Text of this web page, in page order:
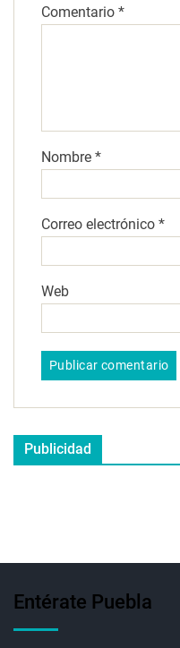
Comentario *
Nombre *
Correo electrónico *
Web
Publicidad
Entérate Puebla